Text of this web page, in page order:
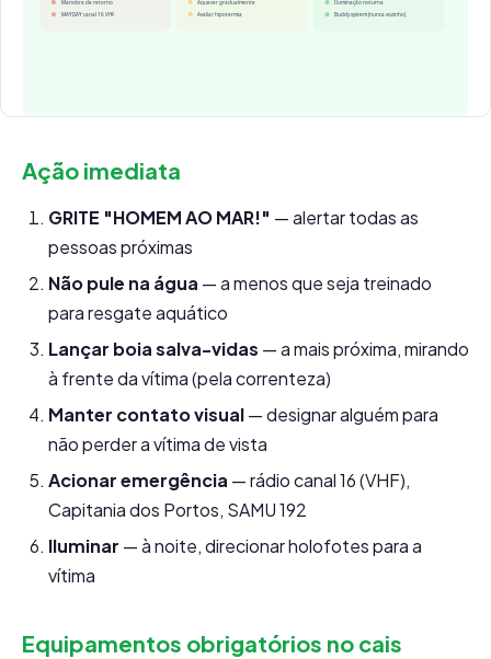
Ação imediata
GRITE "HOMEM AO MAR!" — alertar todas as
pessoas próximas
Não pule na água — a menos que seja treinado
para resgate aquático
Lançar boia salva-vidas — a mais próxima, mirando
à frente da vítima (pela correnteza)
Manter contato visual— designar alguém para
não perder a vítima de vista
Acionar emergência — rádio canal 16 (VHF),
Capitania dos Portos, SAMU 192
Iluminar — à noite, direcionar holofotes para a
vítima
Equipamentos obrigatórios no cais